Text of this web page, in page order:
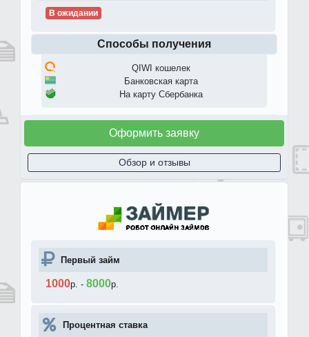
В ожидании
Способы получения
QIWI кошелек
Банковская карта
На карту Сбербанка
Оформить заявку
Обзор и отзывы
Первый займ
1000р. - 8000р.
Процентная ставка